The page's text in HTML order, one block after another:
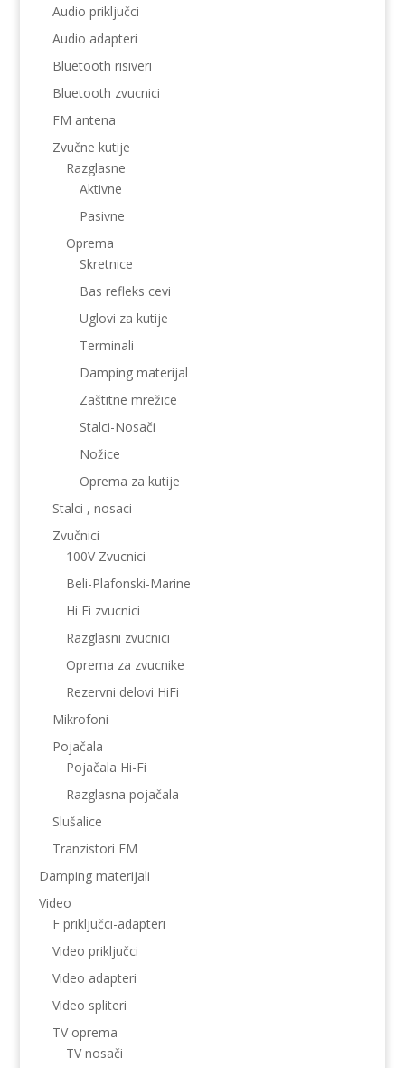
Audio priključci
Audio adapteri
Bluetooth risiveri
Bluetooth zvucnici
FM antena
Zvučne kutije
Razglasne
Aktivne
Pasivne
Oprema
Skretnice
Bas refleks cevi
Uglovi za kutije
Terminali
Damping materijal
Zaštitne mrežice
Stalci-Nosači
Nožice
Oprema za kutije
Stalci , nosaci
Zvučnici
100V Zvucnici
Beli-Plafonski-Marine
Hi Fi zvucnici
Razglasni zvucnici
Oprema za zvucnike
Rezervni delovi HiFi
Mikrofoni
Pojačala
Pojačala Hi-Fi
Razglasna pojačala
Slušalice
Tranzistori FM
Damping materijali
Video
F priključci-adapteri
Video priključci
Video adapteri
Video spliteri
TV oprema
TV nosači